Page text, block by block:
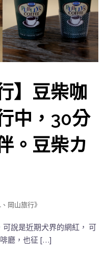
】豆柴咖
中，30分
。豆柴カ
、 岡山旅行》
說是近期犬界的網紅， 可
廳，也征 […]